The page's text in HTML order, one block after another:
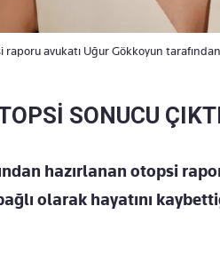
avukatı Uğur Gökkoyun tarafından
SONUCU
hazırlanan otopsi
olarak hayatını